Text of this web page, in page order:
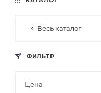
Весь каталог
ФИЛЬТР
Цена